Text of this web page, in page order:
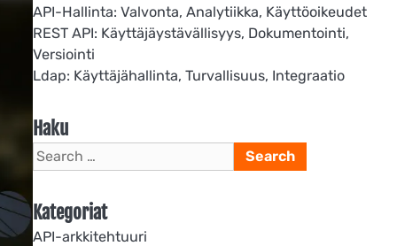
API-Hallinta: Valvonta, Analytiikka, Käyttöoikeudet
REST API: Käyttäjäystävällisyys, Dokumentointi,
Versiointi
Ldap: Käyttäjähallinta, Turvallisuus, Integraatio
Haku
Search
for:
Kategoriat
API-arkkitehtuuri